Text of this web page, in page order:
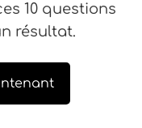
10 questions
résultat.